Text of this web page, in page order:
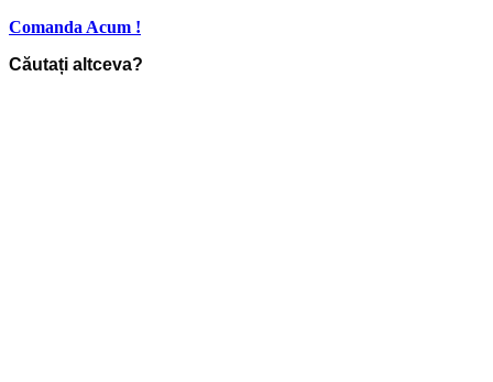
Comanda Acum !
Căutați altceva?